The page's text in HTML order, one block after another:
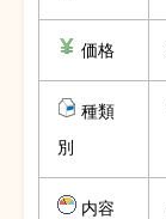
価格
種類
別
内容